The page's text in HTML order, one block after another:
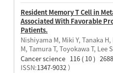
Resident Memory T Cell in
Associated With Favorable
Patients.
Nishiyama M, Miki Y, Tanaka
M, Tamura T, Toyokawa T, Lee
Cancer science 116 ( 10 )
ISSN:1347-9032 ）